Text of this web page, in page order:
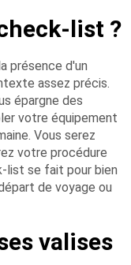
list ?
présence d'un
assez précis.
épargne des
votre équipement
Vous serez
votre procédure
list se fait pour bien
de voyage ou
valises